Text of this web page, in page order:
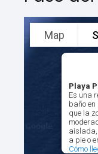
Playa
Es una
baño
que la
aislada,
a pie o
Cómo
Map